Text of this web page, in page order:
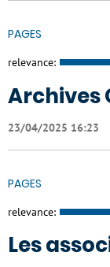
PAGES
relevance:
Archives
23/04/2025 16:23
PAGES
relevance:
Les